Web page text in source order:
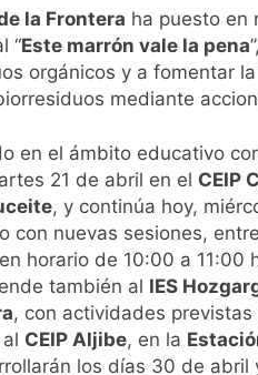
la Frontera ha puesto en
“Este marrón vale la pena
orgánicos y a fomentar
mediante
en el ámbito educativo
21 de abril en el CEIP
, y continúa hoy,
con nuevas sesiones,
horario de 10:00 a 11:00
también al IES
, con actividades previstas
CEIP Aljibe, en la
los días 30 de abril